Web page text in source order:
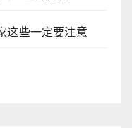
这些一定要注意